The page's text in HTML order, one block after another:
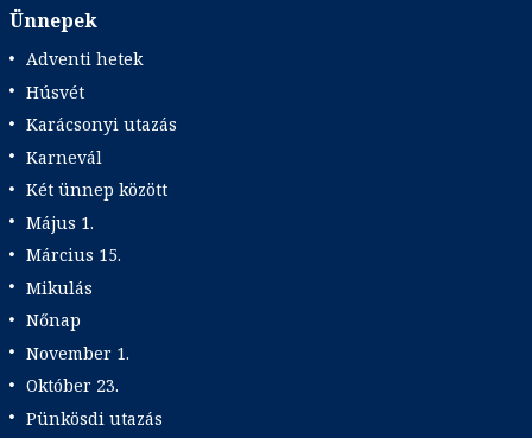
Ünnepek
Adventi hetek
Húsvét
Karácsonyi utazás
Karnevál
Két ünnep között
Május 1.
Március 15.
Mikulás
Nőnap
November 1.
Október 23.
Pünkösdi utazás